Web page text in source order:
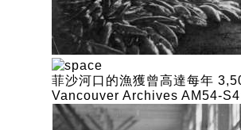
菲沙河口的漁獲曾高達每年
Vancouver Archives AM54-